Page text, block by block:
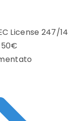
License 247/14
50€